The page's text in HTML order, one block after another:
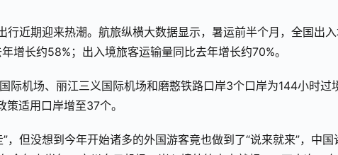
行近期迎来热潮。航旅纵横大数据显示，暑运前半个月，全国出
增长约58%；出入境旅客运输量同比去年增长约70%。
际机场、丽江三义国际机场和磨憨铁路口岸3个口岸为144小时过
适用口岸增至37个。
，但没想到今年开始诸多的外国游客竟也做到了“说来就来”，中国